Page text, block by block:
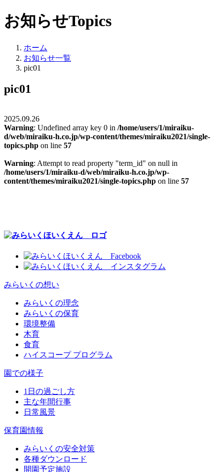
お知らせTopics
ホーム
お知らせ一覧
pic01
pic01
2025.09.26
Warning: Undefined array key 0 in /home/users/1/miraiku-
d/web/miraiku-h.co.jp/wp-content/themes/miraiku2021/single-
topics.php on line 57
Warning: Attempt to read property "term_id" on null in
/home/users/1/miraiku-d/web/miraiku-h.co.jp/wp-
content/themes/miraiku2021/single-topics.php on line 57
みらいくの想い
みらいくの理念
みらいくの保育
環境整備
木育
食育
ハイスコープ プログラム
園での様子
1日の過ごし方
主な年間行事
日常風景
保育園情報
みらいくの安全対策
各種ダウンロード
開園予定施設